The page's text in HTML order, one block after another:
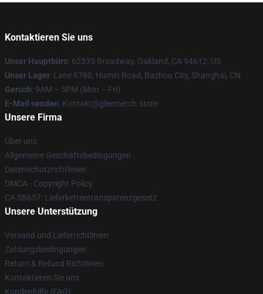
Kontaktieren Sie uns
Unser Hauptbüro: 62335 Broadway, Oakland, CA 94612, US
Unser Lager: Lane 6780, Humin Road, Bazhou City, Shanghai, CN
Geruch: 9AM – 5PM (Mon – Fri)
E-Mail senden: Kontakt@gleemerch.store
Unsere Firma
Über uns
Allgemeine Geschäftsbedingungen
Datenschutzrichtlinien
DMCA - Copyright Policy
CA SB657: Lieferkettentransparenzgesetz
Unsere Unterstützung
Versand und Lieferrichtlinien
Zahlungsbedingungen
Return & Refund Richtlinien
Kontaktieren Sie uns
Kundenhilfe (FAQ)